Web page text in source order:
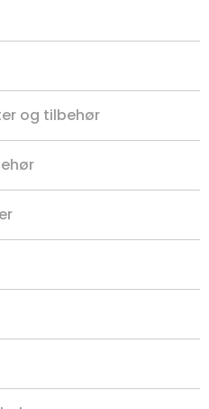
og tilbehør